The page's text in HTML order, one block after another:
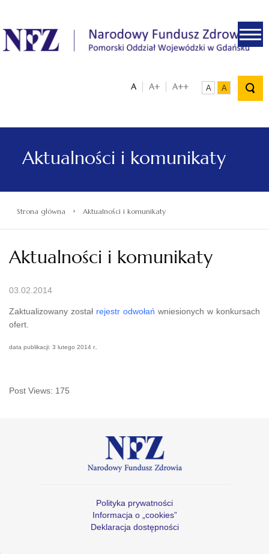
.
A A+ A++ A A
Aktualności i komunikaty
Strona główna › Aktualności i komunikaty
Aktualności i komunikaty
03.02.2014
Zaktualizowany został rejestr odwołań wniesionych w konkursach
ofert.
data publikacji: 3 lutego 2014 r
Post Views: 175
Polityka prywatności
Informacja o „cookies”
Deklaracja dostępności